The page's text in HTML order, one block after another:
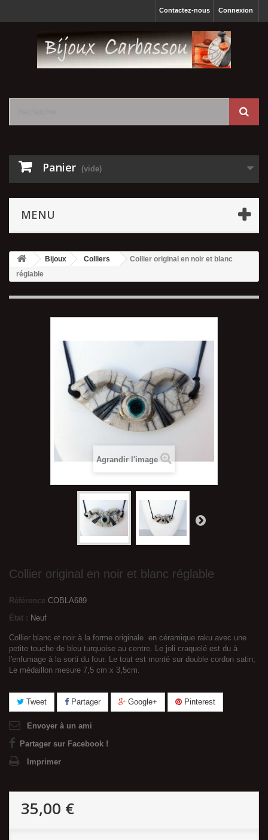
Connexion
Contactez-nous
Panier (vide)
MENU
Bijoux Colliers
Collier original en noir et blanc
réglable
Agrandir l'image
Collier original en noir et blanc réglable
Référence COBLA689
État : Neuf
Collier blanc et noir à la forme originale en céramique raku avec une
petite touche de bleu turquoise au centre. Le joli craquelé est du à
l'enfumage à la sorti du four. Le tout est monté sur double cordon satin;
Le médaillon mesure 7,5 cm x 3,5cm.
Tweet Partager Google+ Pinterest
Envoyer à un ami
Partager sur Facebook !
Imprimer
35,00 €